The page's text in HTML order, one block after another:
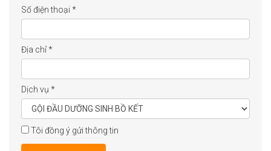
Số điện thoại *
Địa chỉ*
Dịch vụ *
Tôi đồng ý gửi thông tin